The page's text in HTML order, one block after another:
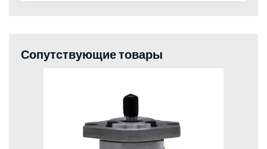
Сопутствующие товары